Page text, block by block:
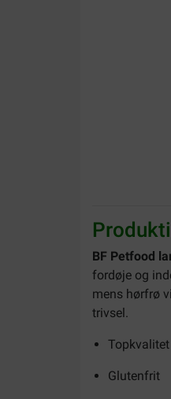
BF Petfood
fordøje og
mens hørfrø
trivsel.
Glutenfrit